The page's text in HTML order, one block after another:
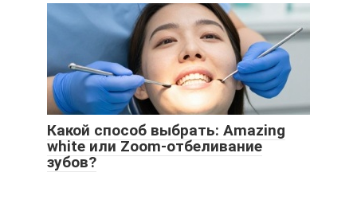
Какой способ выбрать: Amazing
white или Zoom-отбеливание
зубов?